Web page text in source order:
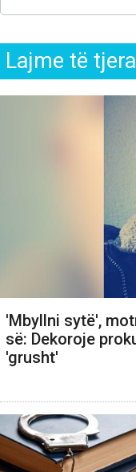
Lajme të tjera
'Mbyllni sytë',
së: Dekoroje
'grusht'